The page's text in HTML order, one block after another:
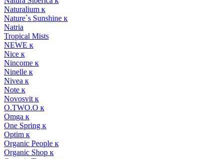
Naturalium к
Nature`s Sunshine к
Natria
Tropical Mists
NEWE к
Nice к
Nincome к
Ninelle к
Nivea к
Note к
Novosvit к
O.TWO.O к
Omga к
One Spring к
Optim к
Organic People к
Organic Shop к